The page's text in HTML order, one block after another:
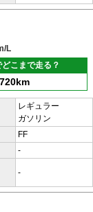
L
こまで走る？
720km
レギュラー
ガソリン
FF
-
-